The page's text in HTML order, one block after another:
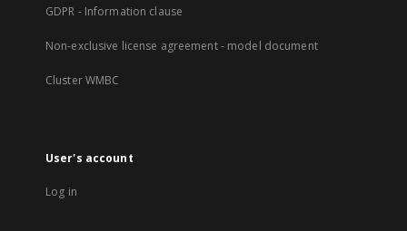
GDPR - Information clause
Non-exclusive license agreement - model document
Cluster WMBC
User's account
Log in